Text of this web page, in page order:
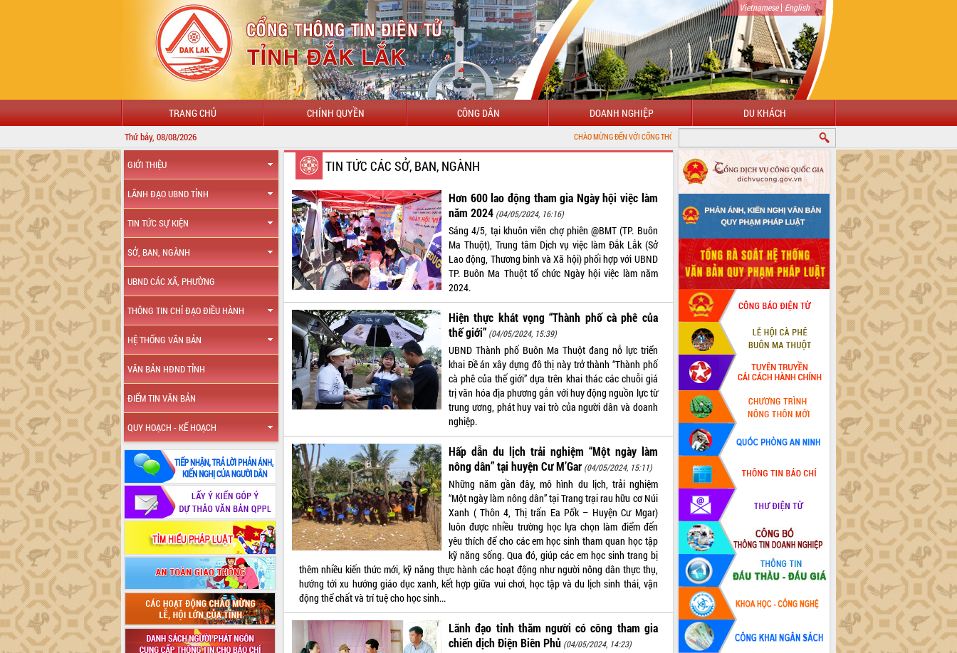
Vietnamese| English
TRANG CHỦ CHÍNH QUYỀN CÔNG DÂN DOANH NGHIỆP DU KHÁCH
Thứ bảy, 08/08/2026 CHÀO MỪNG ĐẾN VỚI CỔNG THÔNG TIN ĐIỆN TỬ TỈNH ĐẮK LẮK
GIỚI THIỆU
LÃNH ĐẠO UBND TỈNH
TIN TỨC SỰ KIỆN
SỞ, BAN, NGÀNH
UBND CÁC XÃ, PHƯỜNG
THÔNG TIN CHỈ ĐẠO ĐIỀU HÀNH
HỆ THỐNG VĂN BẢN
VĂN BẢN HĐND TỈNH
ĐIỂM TIN VĂN BẢN
QUY HOẠCH - KẾ HOẠCH
TIN TỨC CÁC SỞ, BAN, NGÀNH
Hơn 600 lao động tham gia Ngày hội việc làm
năm 2024 (04/05/2024, 16:16)
Sáng 4/5, tại khuôn viên chợ phiên @BMT (TP. Buôn
Ma Thuột), Trung tâm Dịch vụ việc làm Đắk Lắk (Sở
Lao động, Thương binh và Xã hội) phối hợp với UBND
TP. Buôn Ma Thuột tổ chức Ngày hội việc làm năm
2024.
Hiện thực khát vọng “Thành phố cà phê của
thế giới” (04/05/2024, 15:39)
UBND Thành phố Buôn Ma Thuột đang nỗ lực triển
khai Đề án xây dựng đô thị này trở thành “Thành phố
cà phê của thế giới” dựa trên khai thác các chuỗi giá
trị văn hóa địa phương gắn với huy động nguồn lực từ
trung ương, phát huy vai trò của người dân và doanh
nghiệp.
Hấp dẫn du lịch trải nghiệm “Một ngày làm
nông dân” tại huyện Cư M’Gar (04/05/2024, 15:11)
Những năm gần đây, mô hình du lịch, trải nghiệm
“Một ngày làm nông dân” tại Trang trại rau hữu cơ Núi
Xanh ( Thôn 4, Thị trấn Ea Pốk – Huyện Cư Mgar)
luôn được nhiều trường học lựa chọn làm điểm đến
yêu thích để cho các em học sinh tham quan học tập
kỹ năng sống. Qua đó, giúp các em học sinh trang bị
thêm nhiều kiến thức mới, kỹ năng thực hành các hoạt động như người nông dân thực thụ,
hướng tới xu hướng giáo dục xanh, kết hợp giữa vui chơi, học tập và du lịch sinh thái, vận
động thể chất và trí tuệ cho học sinh...
Lãnh đạo tỉnh thăm người có công tham gia
chiến dịch Điện Biên Phủ (04/05/2024, 14:23)